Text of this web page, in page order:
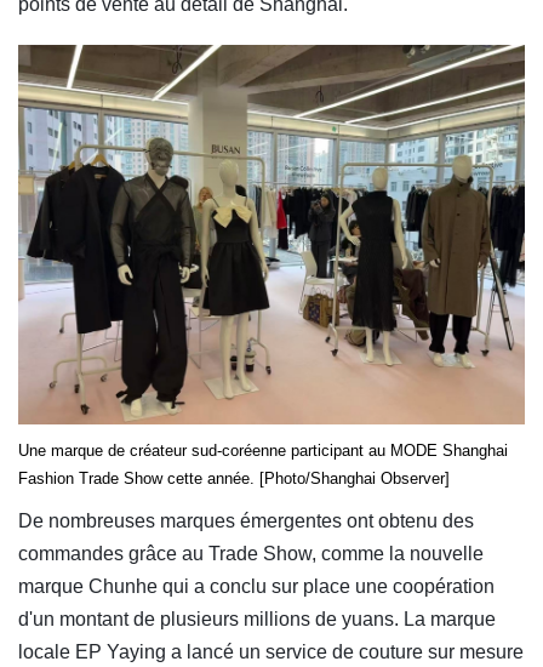
Une marque de créateur sud-coréenne participant au MODE Shanghai
Fashion Trade Show cette année. [Photo/Shanghai Observer]
De nombreuses marques émergentes ont obtenu des
commandes grâce au Trade Show, comme la nouvelle
marque Chunhe qui a conclu sur place une coopération
d'un montant de plusieurs millions de yuans. La marque
locale EP Yaying a lancé un service de couture sur mesure